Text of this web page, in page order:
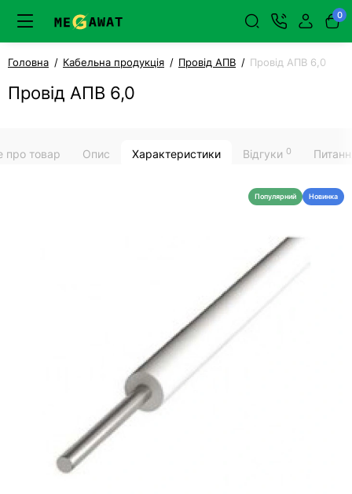
0
Головна Кабельна продукція Провід АПВ Провід АПВ 6,0
Провід АПВ 6,0
про товар Опис Характеристики Відгуки 0
Популярний Новинка